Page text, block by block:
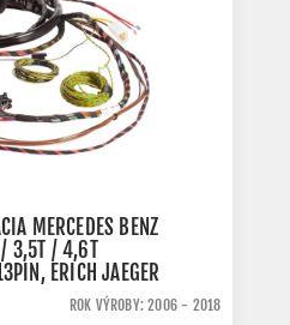
MERCEDES BENZ
/ 3,5T / 4,6T
ERICH JAEGER
ROK VÝROBY: 2006 - 2018